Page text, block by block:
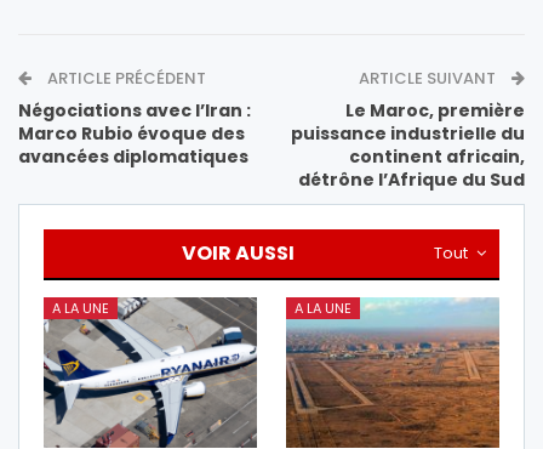
ARTICLE PRÉCÉDENT
Négociations avec l’Iran :
Marco Rubio évoque des
avancées diplomatiques
ARTICLE SUIVANT
Le Maroc, première
puissance industrielle du
continent africain,
détrône l’Afrique du Sud
Tout
VOIR AUSSI
A LA UNE A LA UNE